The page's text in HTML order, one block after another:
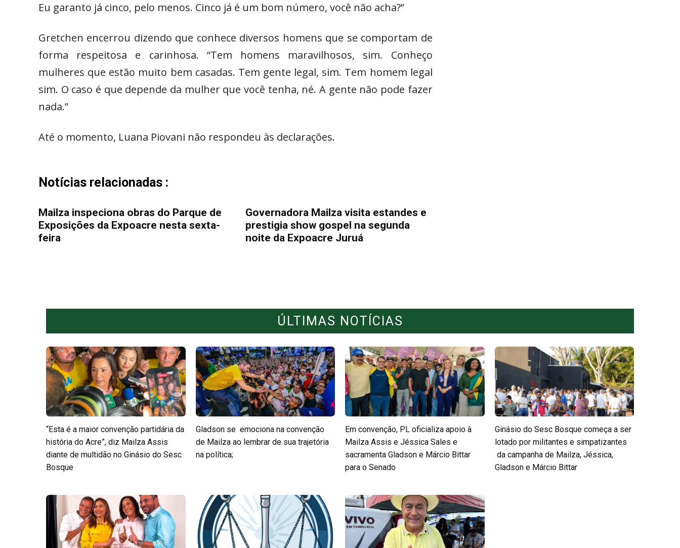
Eu garanto já cinco, pelo menos. Cinco já é um bom número, você não acha?”
Gretchen encerrou dizendo que conhece diversos homens que se comportam de
forma respeitosa e carinhosa. “Tem homens maravilhosos, sim. Conheço
mulheres que estão muito bem casadas. Tem gente legal, sim. Tem homem legal
sim. O caso é que depende da mulher que você tenha, né. A gente não pode fazer
nada.”
Até o momento, Luana Piovani não respondeu às declarações.
Notícias relacionadas :
Mailza inspeciona obras do Parque de
Exposições da Expoacre nesta sexta-
feira
Governadora Mailza visita estandes e
prestigia show gospel na segunda
noite da Expoacre Juruá
ÚLTIMAS NOTÍCIAS
“Esta é a maior convenção partidária da
história do Acre”, diz Mailza Assis
diante de multidão no Ginásio do Sesc
Bosque
Gladson se emociona na convenção
de Mailza ao lembrar de sua trajetória
na política;
Em convenção, PL oficializa apoio à
Mailza Assis e Jéssica Sales e
sacramenta Gladson e Márcio Bittar
para o Senado
Ginásio do Sesc Bosque começa a ser
lotado por militantes e simpatizantes
da campanha de Mailza, Jéssica,
Gladson e Márcio Bittar